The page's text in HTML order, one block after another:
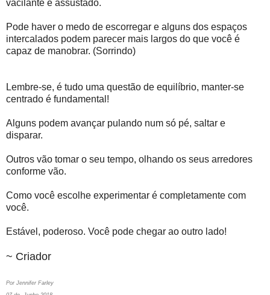
vacilante e assustado.
Pode haver o medo de escorregar e alguns dos espaços
intercalados podem parecer mais largos do que você é
capaz de manobrar. (Sorrindo)
Lembre-se, é tudo uma questão de equilíbrio, manter-se
centrado é fundamental!
Alguns podem avançar pulando num só pé, saltar e
disparar.
Outros vão tomar o seu tempo, olhando os seus arredores
conforme vão.
Como você escolhe experimentar é completamente com
você.
Estável, poderoso. Você pode chegar ao outro lado!
~ Criador
Por Jennifer Farley